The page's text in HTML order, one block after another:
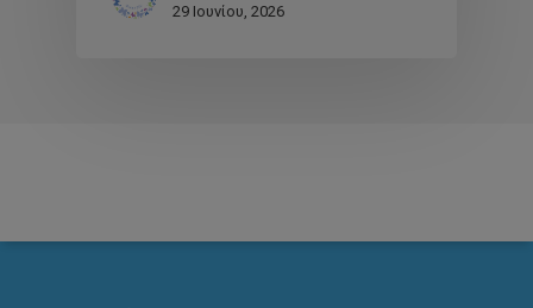
29 Ιουνίου, 2026